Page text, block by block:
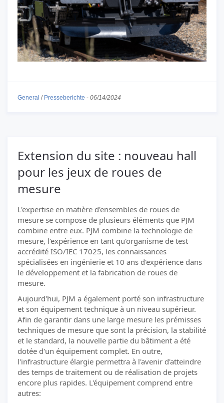
General / Presseberichte - 06/14/2024
Extension du site : nouveau hall
pour les jeux de roues de
mesure
L'expertise en matière d'ensembles de roues de
mesure se compose de plusieurs éléments que PJM
combine entre eux. PJM combine la technologie de
mesure, l'expérience en tant qu'organisme de test
accrédité ISO/IEC 17025, les connaissances
spécialisées en ingénierie et 10 ans d'expérience dans
le développement et la fabrication de roues de
mesure.
Aujourd'hui, PJM a également porté son infrastructure
et son équipement technique à un niveau supérieur.
Afin de garantir dans une large mesure les prémisses
techniques de mesure que sont la précision, la stabilité
et le standard, la nouvelle partie du bâtiment a été
dotée d'un équipement complet. En outre,
l'infrastructure élargie permettra à l'avenir d'atteindre
des temps de traitement ou de réalisation de projets
encore plus rapides. L'équipement comprend entre
autres: